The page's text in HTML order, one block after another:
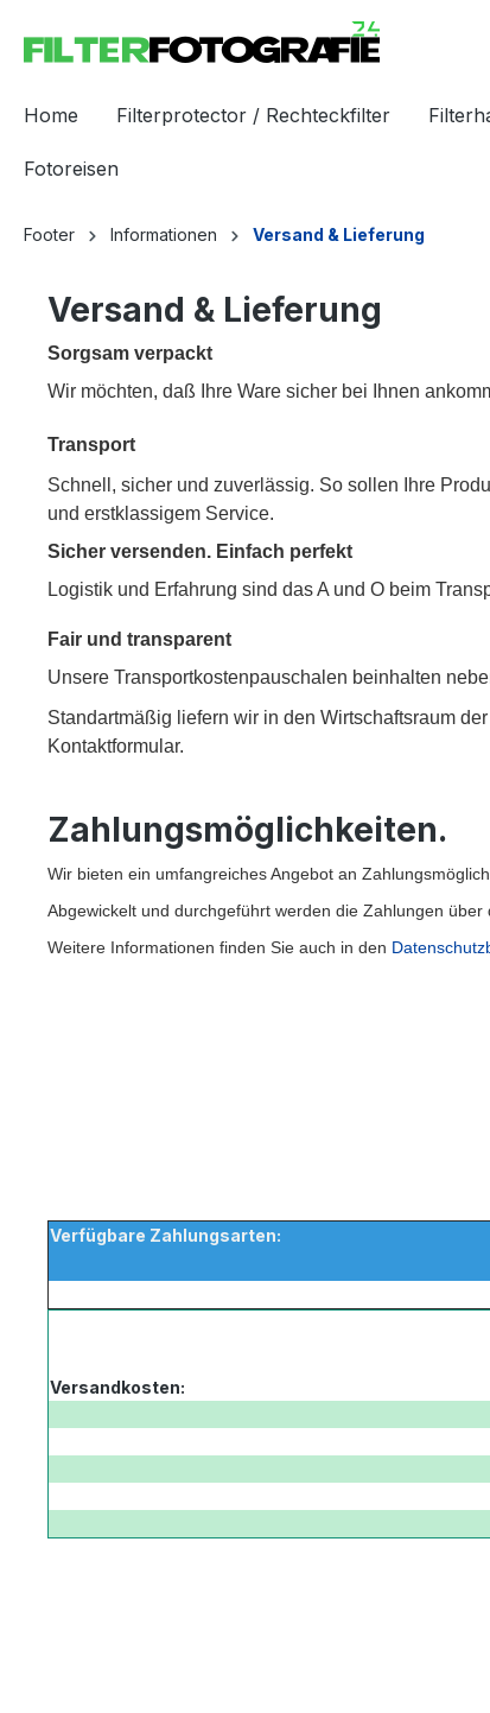
Home Filterprotector / Rechteckfilter
Fotoreisen
Footer Informationen Versand & Lieferung
Versand & Lieferung
Sorgsam verpackt
Wir möchten, daß Ihre Ware sicher bei Ihnen
Transport
Schnell, sicher und zuverlässig. So sollen Ihre
und erstklassigem Service.
Sicher versenden. Einfach perfekt
Logistik und Erfahrung sind das A und O beim
Fair und transparent
Unsere Transportkostenpauschalen beinhalten
Standartmäßig liefern wir in den Wirtschaftsraum
Kontaktformular.
Zahlungsmöglichkeiten.
Wir bieten ein umfangreiches Angebot an
Abgewickelt und durchgeführt werden die Zahlungen über
Weitere Informationen finden Sie auch in den
Verfügbare Zahlungsarten:
Versandkosten: